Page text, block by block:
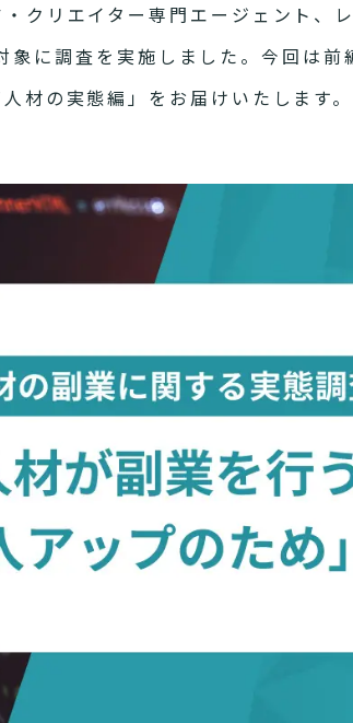
クリエイター専門エージェント、
に調査を実施しました。今回は前
材の実態編」をお届けいたします。